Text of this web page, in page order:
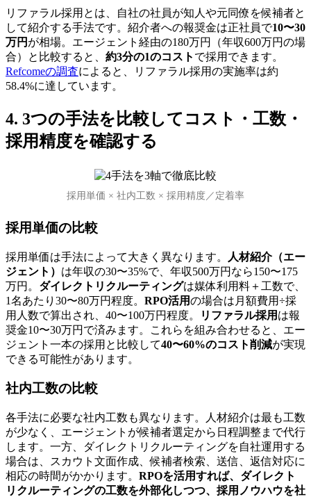
リファラル採用とは、自社の社員が知人や元同僚を候補者と
して紹介する手法です。紹介者への報奨金は正社員で10〜30
万円 が相場。エージェント経由の180万円（年収600万円の場
合）と比較すると、 約3分の1のコスト で採用できます。
Refcomeの調査によると、リファラル採用の実施率は約
58.4%に達しています。
4. 3つの手法を比較してコスト・工数・
採用精度を確認する
採用単価 × 社内工数 × 採用精度／定着率
採用単価の比較
採用単価は手法によって大きく異なります。
人材紹介（エー
ジェント） は年収の30〜35%で、年収500万円なら150〜175
万円。 ダイレクトリクルーティングは媒体利用料＋工数で、
1名あたり30〜80万円程度。 RPO活用の場合は月額費用÷採
用人数で算出され、40〜100万円程度。
リファラル採用 は報
奨金10〜30万円で済みます。これらを組み合わせると、エー
ジェント一本の採用と比較して40〜60%のコスト削減が実現
できる可能性があります。
社内工数の比較
各手法に必要な社内工数も異なります。人材紹介は最も工数
が少なく、エージェントが候補者選定から日程調整まで代行
します。一方、ダイレクトリクルーティングを自社運用する
場合は、スカウト文面作成、候補者検索、送信、返信対応に
相応の時間がかかります。 RPOを活用すれば、ダイレクト
リクルーティングの工数を外部化しつつ、採用ノウハウを社